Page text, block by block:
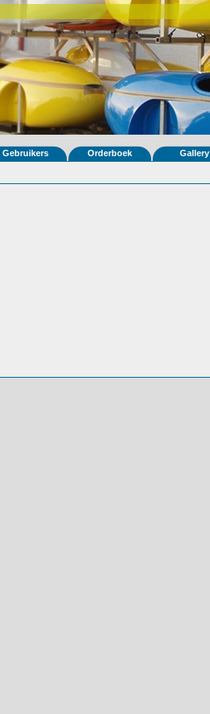
Gebruikers Orderboek Gallery